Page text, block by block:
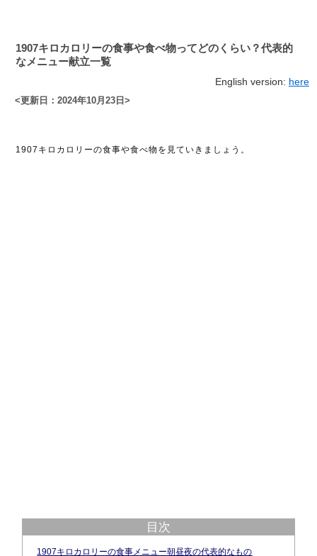
1907キロカロリーの食事や食べ物ってどのくらい？代表的
なメニュー献立一覧
English version: here
<更新日：2024年10月23日>
1907キロカロリーの食事や食べ物を見ていきましょう。
目次
1907キロカロリーの食事メニュー朝昼夜の代表的なもの